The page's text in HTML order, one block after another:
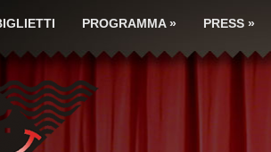
PROGRAMMA» PRESS »